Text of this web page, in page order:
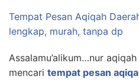
Tempat Pesan Aqiqah
lengkap, murah, tanpa dp
Assalamu’alikum…nur
mencari tempat pesan